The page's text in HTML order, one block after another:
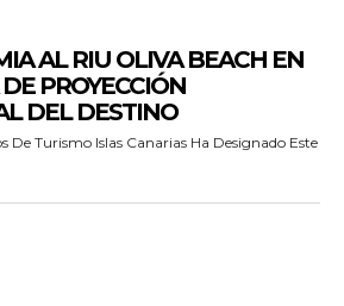
AL RIU OLIVA BEACH EN
PROYECCIÓN
DEL DESTINO
De Turismo Islas Canarias Ha Designado Este